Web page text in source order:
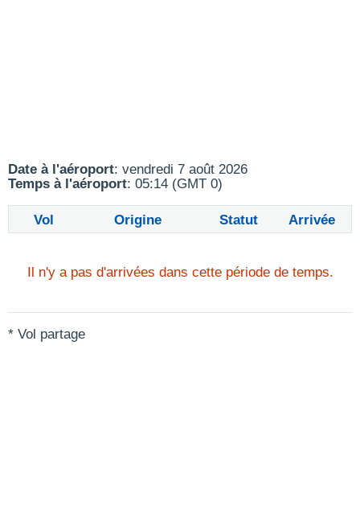
Date à l'aéroport: vendredi 7 août 2026
Temps à l'aéroport: 05:14 (GMT 0)
Vol Origine Statut Arrivée
Il n'y a pas d'arrivées dans cette période de temps.
* Vol partage